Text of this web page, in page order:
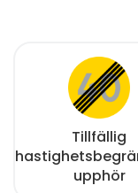
Tillfällig
upphör